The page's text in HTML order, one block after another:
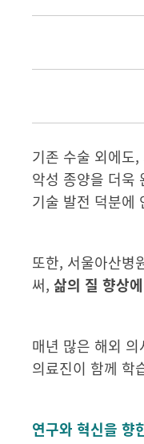
기존 수술 외에도
악성 종양을 더욱
기술 발전 덕분에
또한, 서울아산병
써, 삶의 질 향상
매년 많은 해외
의료진이 함께 학
연구와 혁신을 향